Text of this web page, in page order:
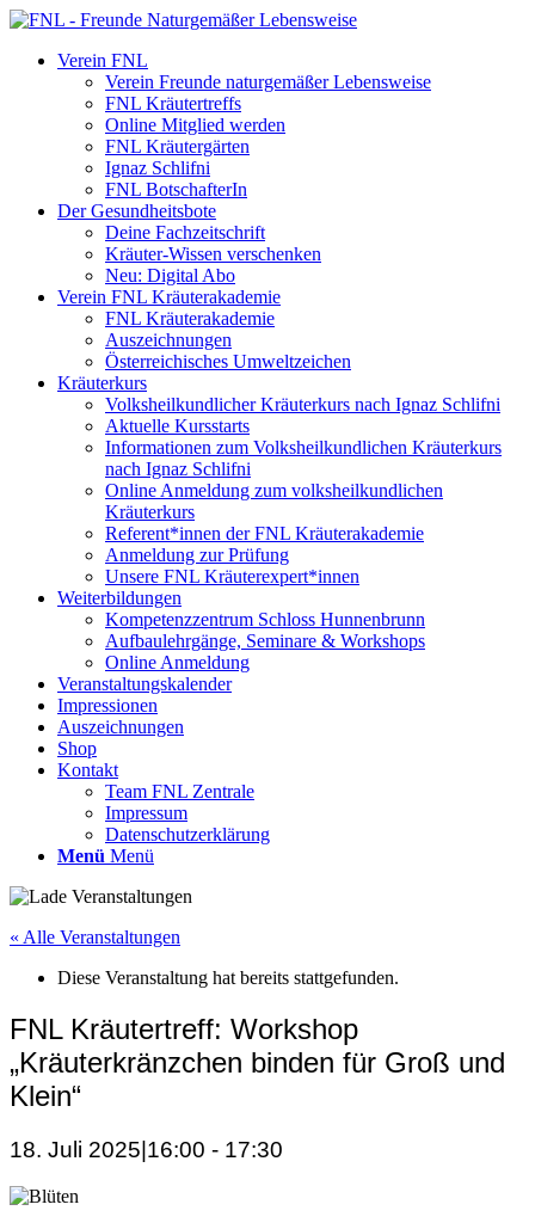
Verein FNL
Verein Freunde naturgemäßer Lebensweise
FNL Kräutertreffs
Online Mitglied werden
FNL Kräutergärten
Ignaz Schlifni
FNL BotschafterIn
Der Gesundheitsbote
Deine Fachzeitschrift
Kräuter-Wissen verschenken
Neu: Digital Abo
Verein FNL Kräuterakademie
FNL Kräuterakademie
Auszeichnungen
Österreichisches Umweltzeichen
Kräuterkurs
Volksheilkundlicher Kräuterkurs nach Ignaz Schlifni
Aktuelle Kursstarts
Informationen zum Volksheilkundlichen Kräuterkurs
nach Ignaz Schlifni
Online Anmeldung zum volksheilkundlichen
Kräuterkurs
Referent*innen der FNL Kräuterakademie
Anmeldung zur Prüfung
Unsere FNL Kräuterexpert*innen
Weiterbildungen
Kompetenzzentrum Schloss Hunnenbrunn
Aufbaulehrgänge, Seminare & Workshops
Online Anmeldung
Veranstaltungskalender
Impressionen
Auszeichnungen
Shop
Kontakt
Team FNL Zentrale
Impressum
Datenschutzerklärung
Menü Menü
« Alle Veranstaltungen
Diese Veranstaltung hat bereits stattgefunden.
FNL Kräutertreff: Workshop
„Kräuterkränzchen binden für Groß und
Klein“
18. Juli 2025|16:00 - 17:30